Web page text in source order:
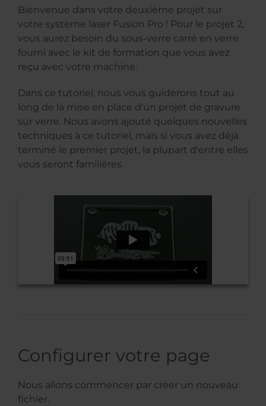
Bienvenue dans votre deuxième projet sur
votre système laser Fusion Pro ! Pour le projet 2,
vous aurez besoin du sous-verre carré en verre
fourni avec le kit de formation que vous avez
reçu avec votre machine.
Dans ce tutoriel, nous vous guiderons tout au
long de la mise en place d'un projet de gravure
sur verre. Nous avons ajouté quelques nouvelles
techniques à ce tutoriel, mais si vous avez déjà
terminé le premier projet, la plupart d'entre elles
vous seront familières.
Configurer votre page
Nous allons commencer par créer un nouveau
fichier.